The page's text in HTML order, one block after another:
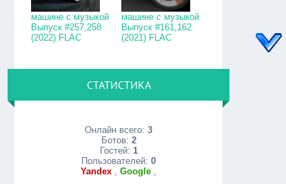
машине с музыкой
Выпуск #257,258
(2022) FLAC
машине с музыкой
Выпуск #161,162
(2021) FLAC
СТАТИСТИКА
Онлайн всего:3
Ботов: 2
Гостей: 1
Пользователей:0
Yandex ,Google ,